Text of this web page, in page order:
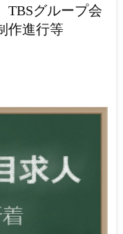
TBSグループ会
作進行等